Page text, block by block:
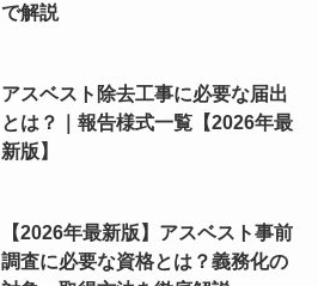
で解説
アスベスト除去工事に必要な届出
とは？｜報告様式一覧【2026年最
新版】
【2026年最新版】アスベスト事前
調査に必要な資格とは？義務化の